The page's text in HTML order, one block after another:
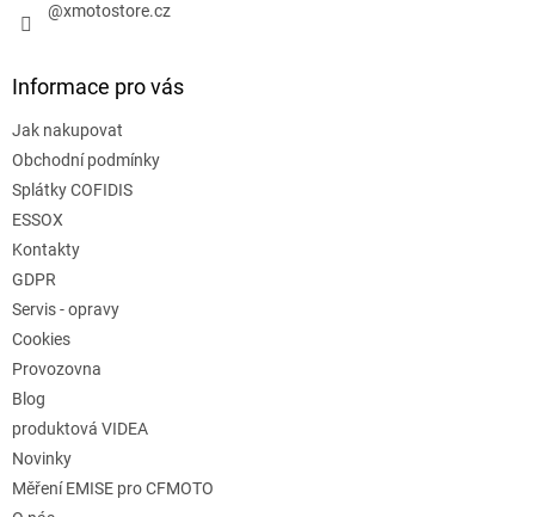
@xmotostore.cz
Informace pro vás
Jak nakupovat
Obchodní podmínky
Splátky COFIDIS
ESSOX
Kontakty
GDPR
Servis - opravy
Cookies
Provozovna
Blog
produktová VIDEA
Novinky
Měření EMISE pro CFMOTO